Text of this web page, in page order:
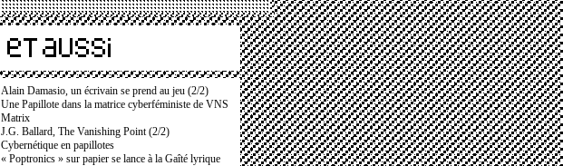
Alain Damasio, un écrivain se prend au jeu (2/2)
Une Papillote dans la matrice cyberféministe de VNS
Matrix
J.G. Ballard, The Vanishing Point (2/2)
Cybernétique en papillotes
« Poptronics » sur papier se lance à la Gaîté lyrique